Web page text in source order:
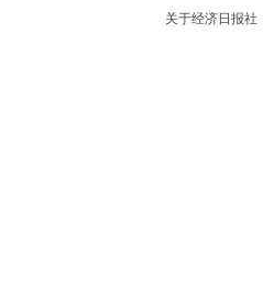
关于经济日报社